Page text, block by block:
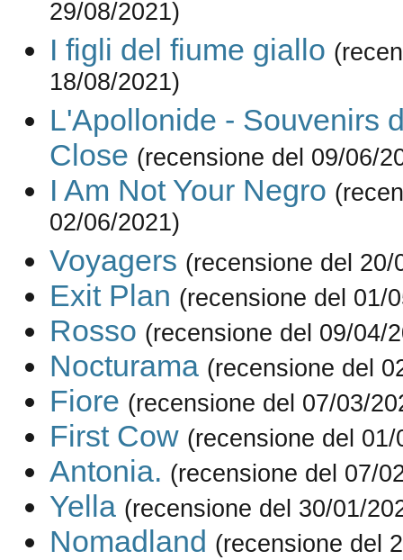
29/08/2021)
I figli del fiume giallo
18/08/2021)
L'Apollonide - Souvenirs
Close (recensione del 09/06/
I Am Not Your Negro
02/06/2021)
Voyagers (recensione del 20/
Exit Plan (recensione del 01/
Rosso (recensione del 09/04/
Nocturama (recensione del
Fiore (recensione del 07/03/
First Cow (recensione del 01/
Antonia. (recensione del 07/
Yella (recensione del 30/01/
Nomadland (recensione del